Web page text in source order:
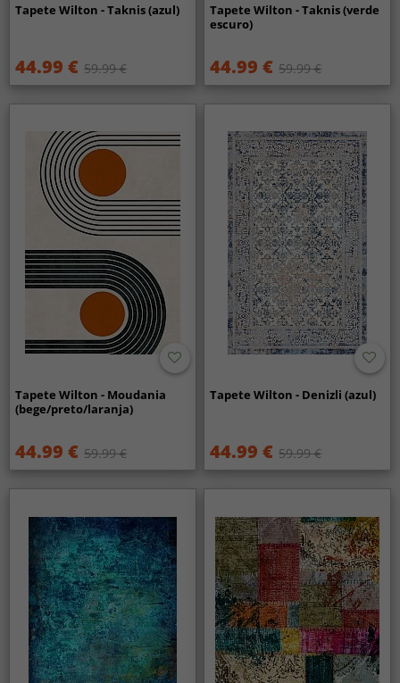
Tapete Wilton - Taknis (azul)
44.99 € 59.99 €
Tapete Wilton - Taknis (verde
escuro)
44.99 € 59.99 €
Tapete Wilton - Moudania
(bege/preto/laranja)
44.99 € 59.99 €
Tapete Wilton - Denizli (azul)
44.99 € 59.99 €